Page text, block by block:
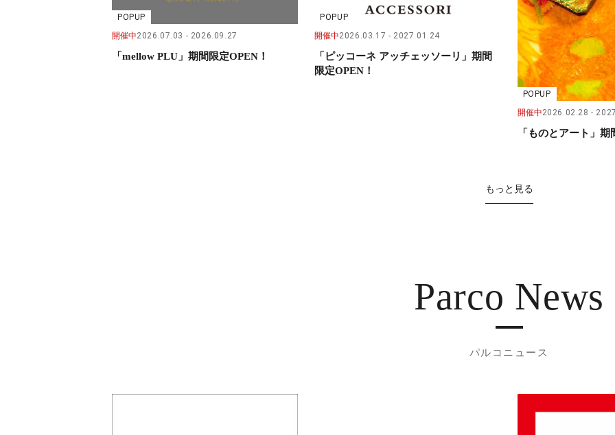
POPUP
開催中2026.07.03 2026.09.27
「mellow PLU」期間限定OPEN！
POPUP
開催中2026.03.17 2027.01.24
「ピッコーネ アッチェッソーリ」期間
限定OPEN！
POPUP
開催中2026.02.28
「ものとアート」
もっと見る
Parco News
パルコニュース